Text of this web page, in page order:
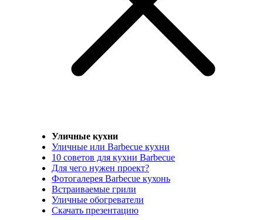
Уличные кухни
Уличные или Barbecue кухни
10 советов для кухни Barbecue
Для чего нужен проект?
Фотогалерея Barbecue кухонь
Встраиваемые грили
Уличные обогреватели
Скачать презентацию